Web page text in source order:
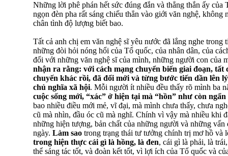
Những lời phê phán hết sức đúng đắn và thẳng thắn ấy
ngọn đèn pha rất sáng chiếu thẳn vào giới văn nghệ, không
chân tình độ lượng biết bao.
Tất cả anh chị em văn nghệ sĩ yêu nước đã lắng nghe
những đòi hỏi nóng hổi của Tổ quốc, của nhân dân, của
đối với những văn nghệ sĩ của mình, những người con của
nhận ra rằng: với cách mạng chuyển biến giai đoạn, tất
chuyến khác rồi, đã đổi mới và từng bước tiến dần lên
chủ nghĩa xã hội. Mỗi người ít nhiều đều thấy rõ mình ba
cuộc sống mới, “xác” ở hiện tại mà “hồn” như còn
bao nhiều điều mới mẻ, vĩ đại, mà mình chưa thấy, chưa
cũ mà nhìn, đầu óc cũ mà nghĩ. Chính vì vậy mà nhiều khi
những hiện tượng, bản chất của những người và những vấn
ngày. Làm sao trong trạng thái tư tưởng chính trị mơ hồ và
trong hiện thực cái gì là hồng, là đen, cái gì là phải, là
thể sáng tác tốt, và đoàn kết tốt, vì lợi ích của Tổ quốc và